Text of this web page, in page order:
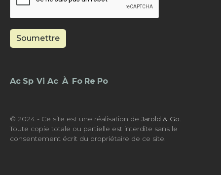
Soumettre
Footer - Menu
© 2024 - Ce site est une réalisation de Jarold & Go.
Toute copie totale ou partielle est interdite sans le
consentement écrit du propriétaire de ce site.